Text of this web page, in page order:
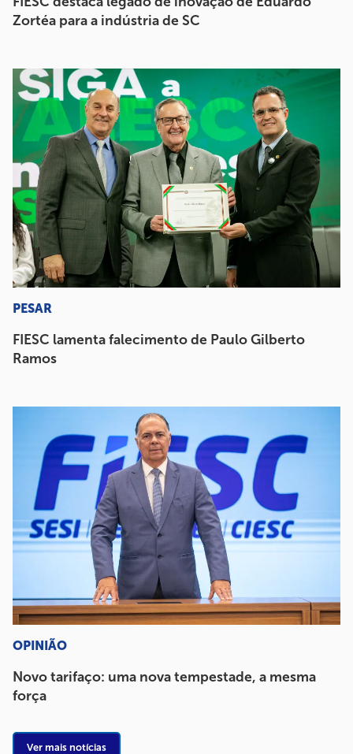
Zortéa para a indústria de SC
PESAR
FIESC lamenta falecimento de Paulo Gilberto
Ramos
OPINIÃO
Novo tarifaço: uma nova tempestade, a mesma
força
Ver mais notícias